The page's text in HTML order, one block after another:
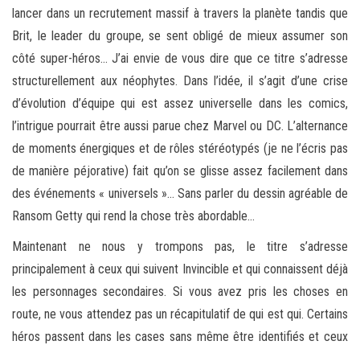
lancer dans un recrutement massif à travers la planète tandis que
Brit, le leader du groupe, se sent obligé de mieux assumer son
côté super-héros… J’ai envie de vous dire que ce titre s’adresse
structurellement aux néophytes. Dans l’idée, il s’agit d’une crise
d’évolution d’équipe qui est assez universelle dans les comics,
l’intrigue pourrait être aussi parue chez Marvel ou DC. L’alternance
de moments énergiques et de rôles stéréotypés (je ne l’écris pas
de manière péjorative) fait qu’on se glisse assez facilement dans
des événements « universels »… Sans parler du dessin agréable de
Ransom Getty qui rend la chose très abordable…
Maintenant ne nous y trompons pas, le titre s’adresse
principalement à ceux qui suivent Invincible et qui connaissent déjà
les personnages secondaires. Si vous avez pris les choses en
route, ne vous attendez pas un récapitulatif de qui est qui. Certains
héros passent dans les cases sans même être identifiés et ceux